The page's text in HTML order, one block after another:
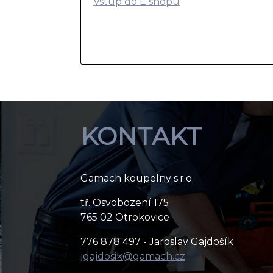
KONTAKT
Gamach koupelny s.r.o.
tř. Osvobození 175
765 02 Otrokovice
776 878 497 - Jaroslav Gajdošík
jgajdosik@gamach.cz